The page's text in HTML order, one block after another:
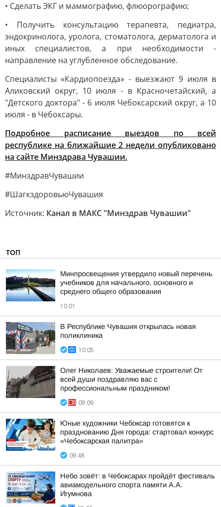
• Сделать ЭКГ и маммографию, флюорографию;
• Получить консультацию терапевта, педиатра,
эндокринолога, уролога, стоматолога, дерматолога и
иных специалистов, а при необходимости -
направление на углубленное обследование.
Специалисты «Кардиопоезда» - выезжают 9 июля в
Аликовский округ, 10 июля - в Красночетайский, а
"Детского доктора" - 6 июля Чебоксарский округ, а 10
июля - в Чебоксары.
Подробное расписание выездов по всей
республике на ближайшие 2 недели опубликовано
на сайте Минздрава Чувашии.
#МинздравЧувашии
#ШагкздоровьюЧувашия
Источник: Канал в МАКС "Минздрав Чувашии"
ТОП
Минпросвещения утвердило новый перечень
учебников для начального, основного и
среднего общего образования
10:01
В Республике Чувашия открылась новая
поликлиника
10:05
Олег Николаев: Уважаемые строители! От
всей души поздравляю вас с
профессиональным праздником!
09:09
Юные художники Чебоксар готовятся к
празднованию Дня города: стартовал конкурс
«Чебоксарская палитра»
09:48
Небо зовёт: в Чебоксарах пройдёт фестиваль
авиамодельного спорта памяти А.А.
Игумнова